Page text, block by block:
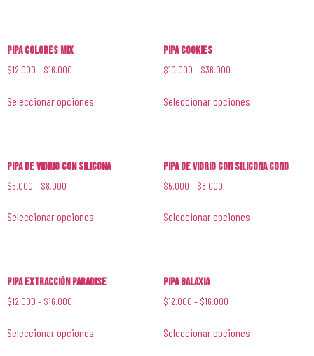
Pipa Colores Mix
$12.000 – $16.000
Seleccionar opciones
Pipa Cookies
$10.000 – $36.000
Seleccionar opciones
Pipa de Vidrio con Silicona
$5.000 – $8.000
Seleccionar opciones
Pipa de Vidrio con Silicona Cono
$5.000 – $8.000
Seleccionar opciones
Pipa Extracción Paradise
$12.000 – $16.000
Seleccionar opciones
Pipa Galaxia
$12.000 – $16.000
Seleccionar opciones